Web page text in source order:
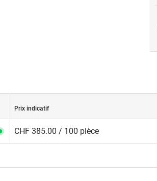
Prix indicatif
CHF 385.00 / 100 pièce